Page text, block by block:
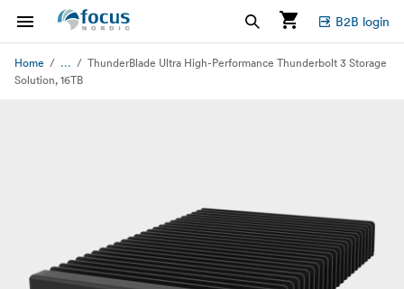
B2B login
Home ...
ThunderBlade Ultra High-Performance Thunderbolt 3 Storage
Solution, 16TB